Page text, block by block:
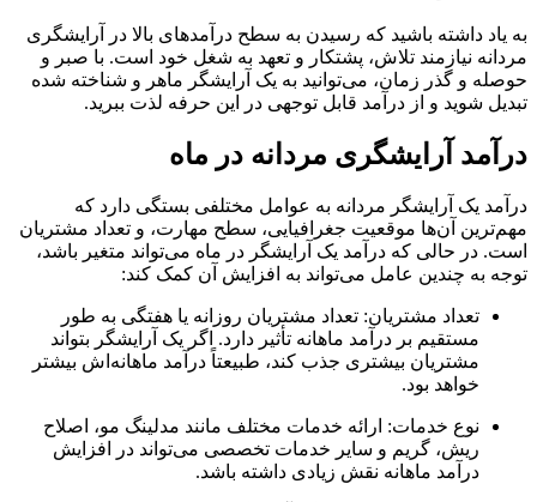
به یاد داشته باشید که رسیدن به سطح درآمدهای بالا در آرایشگری
مردانه نیازمند تلاش، پشتکار و تعهد به شغل خود است. با صبر و
حوصله و گذر زمان، می‌توانید به یک آرایشگر ماهر و شناخته شده
تبدیل شوید و از درآمد قابل توجهی در این حرفه لذت ببرید.
درآمد آرایشگری مردانه در ماه
درآمد یک آرایشگر مردانه به عوامل مختلفی بستگی دارد که
مهم‌ترین آن‌ها موقعیت جغرافیایی، سطح مهارت، و تعداد مشتریان
است. در حالی که درآمد یک آرایشگر در ماه می‌تواند متغیر باشد،
توجه به چندین عامل می‌تواند به افزایش آن کمک کند:
تعداد مشتریان: تعداد مشتریان روزانه یا هفتگی به طور
مستقیم بر درآمد ماهانه تأثیر دارد. اگر یک آرایشگر بتواند
مشتریان بیشتری جذب کند، طبیعتاً درآمد ماهانه‌اش بیشتر
خواهد بود.
نوع خدمات: ارائه خدمات مختلف مانند مدلینگ مو، اصلاح
ریش، گریم و سایر خدمات تخصصی می‌تواند در افزایش
درآمد ماهانه نقش زیادی داشته باشد.